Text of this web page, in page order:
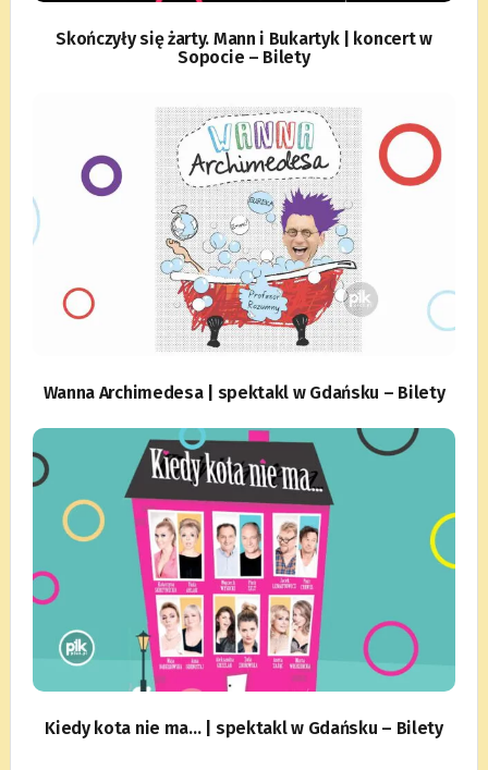
Skończyły się żarty. Mann i Bukartyk | koncert w
Sopocie – Bilety
Wanna Archimedesa | spektakl w Gdańsku – Bilety
Kiedy kota nie ma… | spektakl w Gdańsku – Bilety